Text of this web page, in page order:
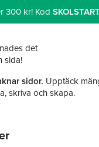
300 kr! Kod
det
sida!
sidor. Upptäck
skriva och skapa.